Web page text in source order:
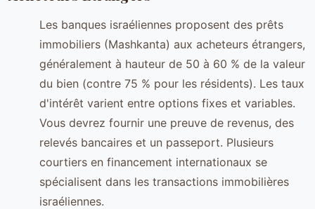
Les banques israéliennes proposent des prêts
immobiliers (Mashkanta) aux acheteurs étrangers,
généralement à hauteur de 50 à 60 % de la valeur
du bien (contre 75 % pour les résidents). Les taux
d'intérêt varient entre options fixes et variables.
Vous devrez fournir une preuve de revenus, des
relevés bancaires et un passeport. Plusieurs
courtiers en financement internationaux se
spécialisent dans les transactions immobilières
israéliennes.